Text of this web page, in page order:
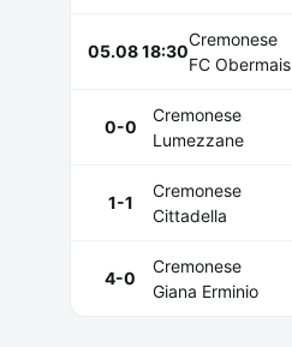
05.08 18:30
Cremonese
FC Obermais
0-0
Cremonese
Lumezzane
1-1
Cremonese
Cittadella
4-0
Cremonese
Giana Erminio